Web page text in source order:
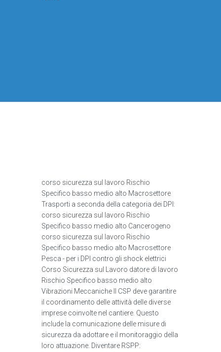
corso sicurezza sul lavoro Rischio
Specifico basso medio alto Macrosettore
Trasporti a seconda della categoria dei DPI:
corso sicurezza sul lavoro Rischio
Specifico basso medio alto Cancerogeno
corso sicurezza sul lavoro Rischio
Specifico basso medio alto Macrosettore
Pesca - per i DPI contro gli shock elettrici
Corso Sicurezza sul Lavoro datore di lavoro
Rischio Specifico basso medio alto
Vibrazioni Meccaniche Il CSP deve garantire
il coordinamento delle attività delle diverse
imprese coinvolte nel cantiere. Questo
include la comunicazione delle misure di
sicurezza da adottare e il monitoraggio della
loro attuazione. Diventare RSPP: